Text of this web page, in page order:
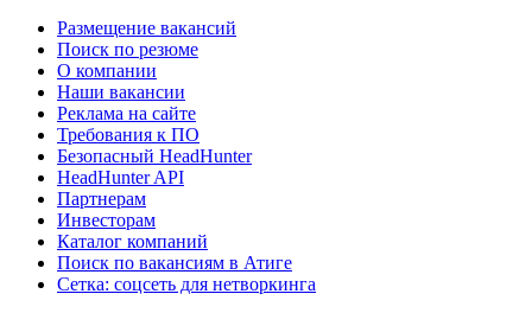
Размещение вакансий
Поиск по резюме
О компании
Наши вакансии
Реклама на сайте
Требования к ПО
Безопасный HeadHunter
HeadHunter API
Партнерам
Инвесторам
Каталог компаний
Поиск по вакансиям в Атиге
Сетка: соцсеть для нетворкинга